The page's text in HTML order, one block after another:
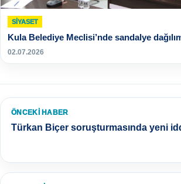
SIYASET
Kula Belediye Meclisi’nde sandalye
02.07.2026
ÖNCEKI HABER
Türkan Biçer soruşturmasında yeni